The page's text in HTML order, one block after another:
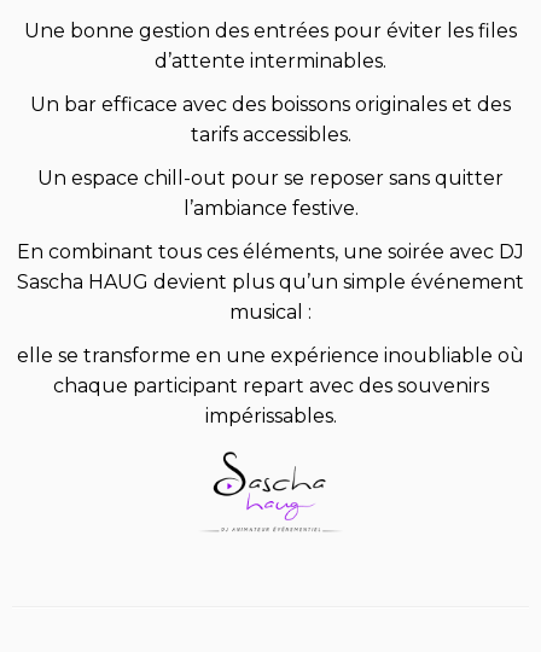
Une bonne gestion des entrées pour éviter les files
d’attente interminables.
Un bar efficace avec des boissons originales et des
tarifs accessibles.
Un espace chill-out pour se reposer sans quitter
l’ambiance festive.
En combinant tous ces éléments, une soirée avec DJ
Sascha HAUG devient plus qu’un simple événement
musical :
elle se transforme en une expérience inoubliable où
chaque participant repart avec des souvenirs
impérissables.